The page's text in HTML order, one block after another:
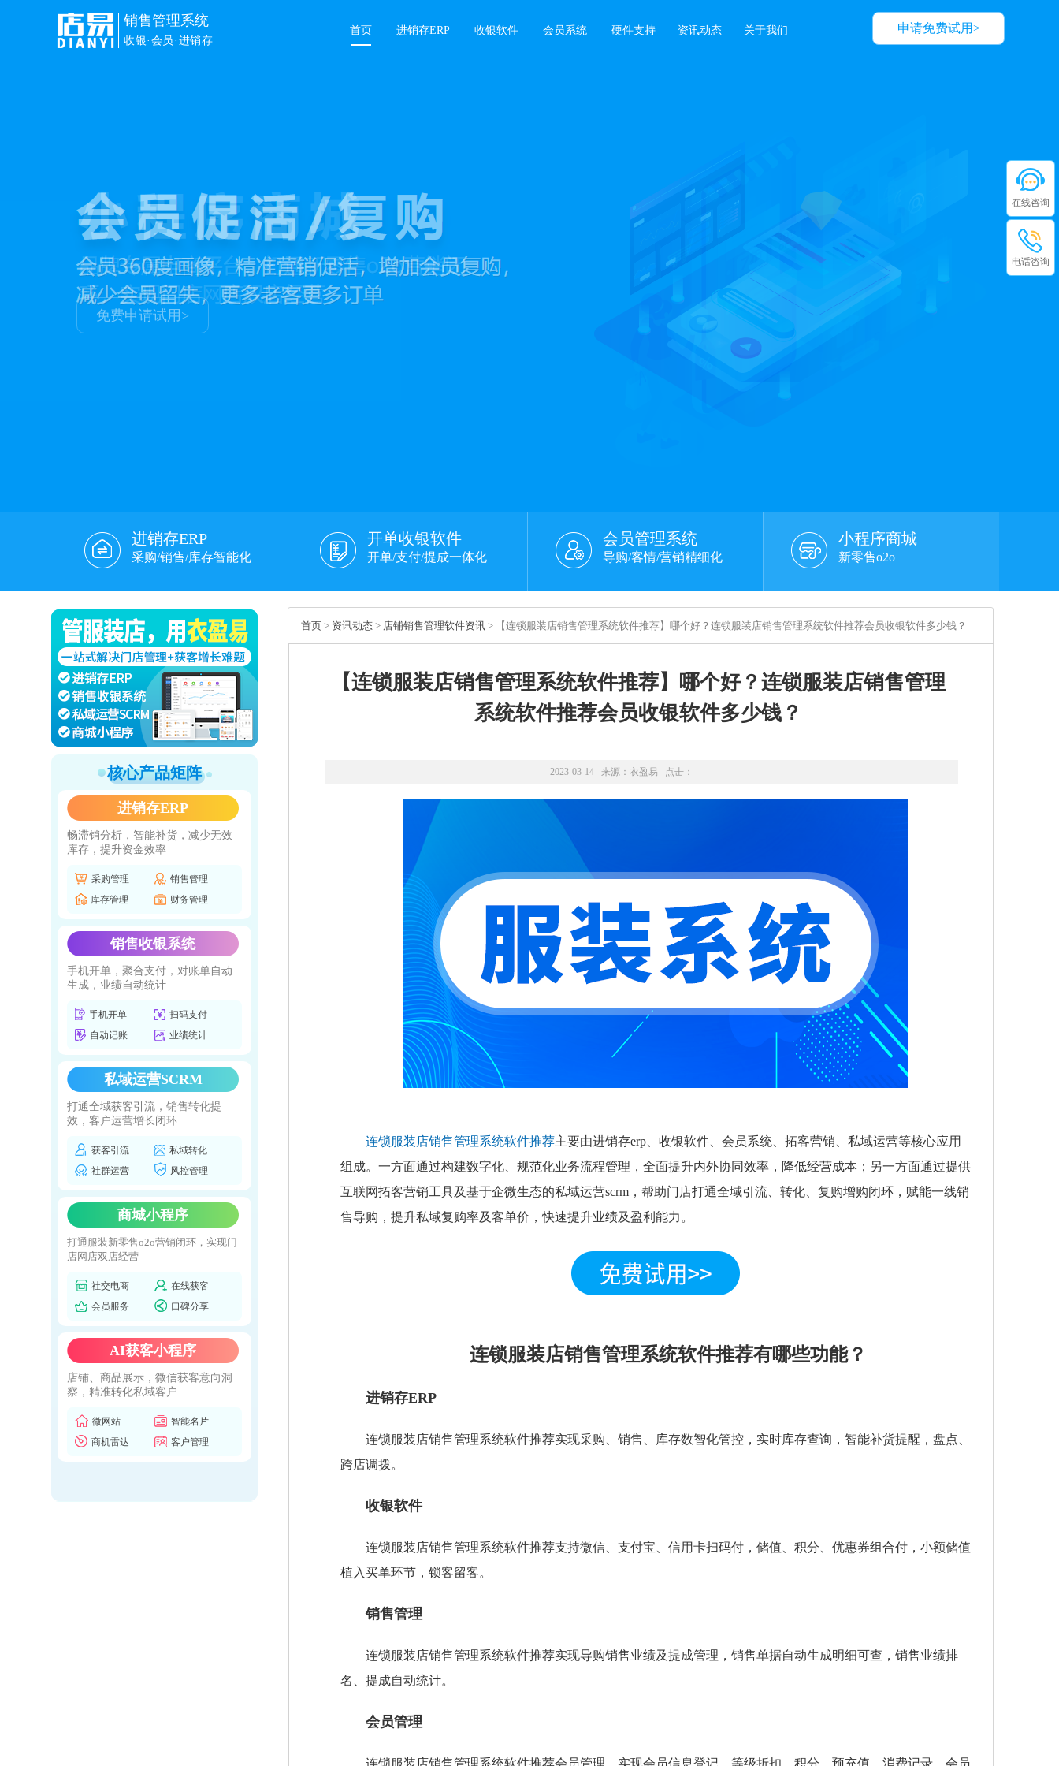
申请免费试用>
销售管理系统
收银·会员·进销存
首页 进销存ERP 收银软件 会员系统 硬件支持 资讯动态 关于我们
免费申请试用>
进销存ERP
采购/销售/库存智能化
开单收银软件
开单/支付/提成一体化
会员管理系统
导购/客情/营销精细化
小程序商城
新零售o2o
核心产品矩阵
进销存ERP
畅滞销分析，智能补货，减少无效
库存，提升资金效率
采购管理
销售管理
库存管理
财务管理
销售收银系统
手机开单，聚合支付，对账单自动
生成，业绩自动统计
手机开单
扫码支付
自动记账
业绩统计
私域运营SCRM
打通全域获客引流，销售转化提
效，客户运营增长闭环
获客引流
私域转化
社群运营
风控管理
商城小程序
打通服装新零售o2o营销闭环，实现门
店网店双店经营
社交电商
在线获客
会员服务
口碑分享
AI获客小程序
店铺、商品展示，微信获客意向洞
察，精准转化私域客户
微网站
智能名片
商机雷达
客户管理
首页 > 资讯动态 > 店铺销售管理软件资讯 > 【连锁服装店销售管理系统软件推荐】哪个好？连锁服装店销售管理系统软件推荐会员收银软件多少钱？
【连锁服装店销售管理系统软件推荐】哪个好？连锁服装店销售管理
系统软件推荐会员收银软件多少钱？
2023-03-14 来源： 衣盈易 点击：
连锁服装店销售管理系统软件推荐主要由进销存erp、收银软件、会员系统、拓客营销、私域运营等核心应用
组成。一方面通过构建数字化、规范化业务流程管理，全面提升内外协同效率，降低经营成本；另一方面通过提供
互联网拓客营销工具及基于企微生态的私域运营scrm，帮助门店打通全域引流、转化、复购增购闭环，赋能一线销
售导购，提升私域复购率及客单价，快速提升业绩及盈利能力。
连锁服装店销售管理系统软件推荐有哪些功能？
进销存ERP
连锁服装店销售管理系统软件推荐实现采购、销售、库存数智化管控，实时库存查询，智能补货提醒，盘点、
跨店调拨。
收银软件
连锁服装店销售管理系统软件推荐支持微信、支付宝、信用卡扫码付，储值、积分、优惠券组合付，小额储值
植入买单环节，锁客留客。
销售管理
连锁服装店销售管理系统软件推荐实现导购销售业绩及提成管理，销售单据自动生成明细可查，销售业绩排
名、提成自动统计。
会员管理
连锁服装店销售管理系统软件推荐会员管理，实现会员信息登记、等级折扣、积分、预充值、消费记录，会员
在线咨询
电话咨询